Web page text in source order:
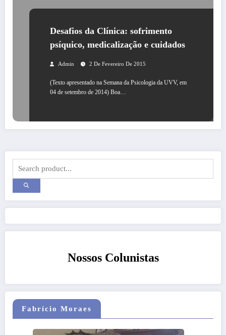
Desafios da Clínica: sofrimento
psíquico, medicalização e cuidados
Admin 2 De Fevereiro De 2015
(Texto apresentado na Semana da Psicologia da UVV, em
04 de setembro de 2014) Boa…
Nossos Colunistas
Fabrício Moraes